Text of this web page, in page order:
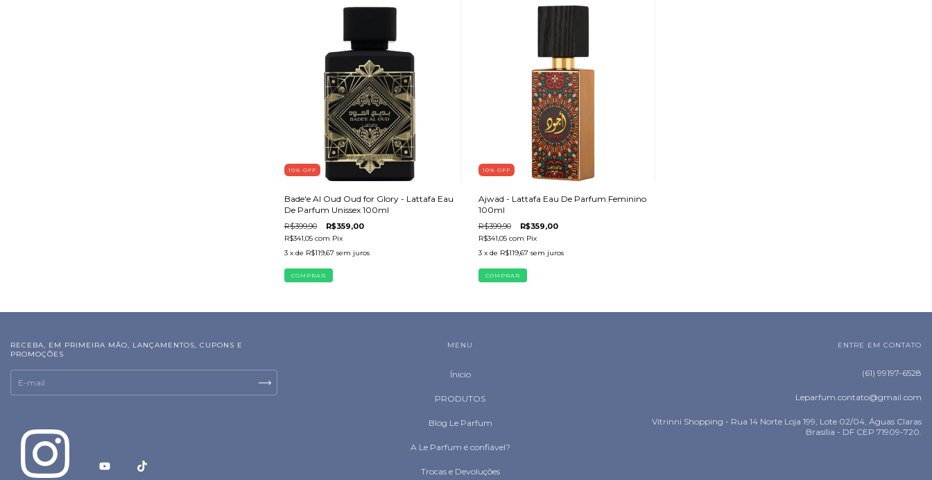
10% OFF
Bade'e Al Oud Oud for Glory - Lattafa Eau
De Parfum Unissex 100ml
R$399,90 R$359,00
R$341,05 com Pix
3 x de R$119,67 sem juros
10% OFF
Ajwad - Lattafa Eau De Parfum Feminino
100ml
R$399,90 R$359,00
R$341,05 com Pix
3 x de R$119,67 sem juros
RECEBA, EM PRIMEIRA MÃO, LANÇAMENTOS, CUPONS E
PROMOÇÕES
MENU
Ínicio
PRODUTOS
Blog Le Parfum
A Le Parfum é confiável?
Trocas e Devoluções
ENTRE EM CONTATO
(61) 99197-6528
Leparfum.contato@gmail.com
Vitrinni Shopping - Rua 14 Norte Loja 199, Lote 02/04, Águas Claras
Brasília - DF CEP 71909-720.